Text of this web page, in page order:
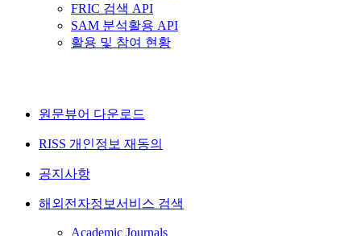
FRIC 검색 API
SAM 분석활용 API
활용 및 참여 현황
원문뷰어 다운로드
RISS 개인정보 재동의
공지사항
해외전자정보서비스 검색
Academic Journals